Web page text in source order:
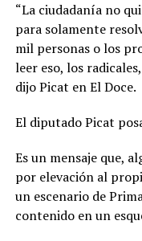
“La ciudadanía no
para solamente
mil personas o los
leer eso, los
dijo Picat en El Doce.
El diputado Picat
Es un mensaje que,
por elevación al
un escenario de
contenido en un